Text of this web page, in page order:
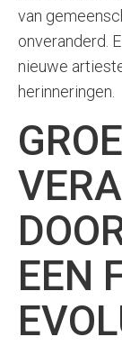
van
onveranderd.
nieuwe
herinneringen.
EEN